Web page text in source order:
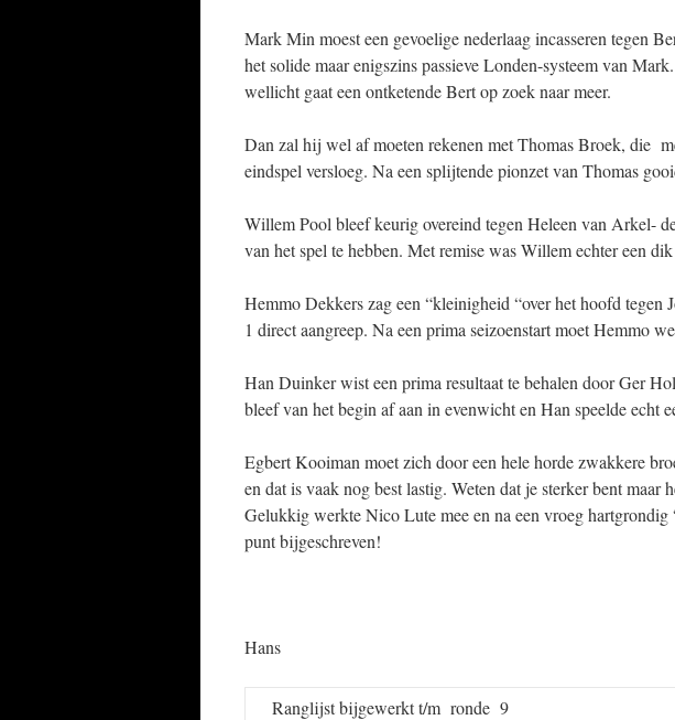
Mark Min moest een gevoelige nederlaag incasseren tegen
het solide maar enigszins passieve Londen-systeem van
wellicht gaat een ontketende Bert op zoek naar meer.
Dan zal hij wel af moeten rekenen met Thomas Broek, die
eindspel versloeg. Na een splijtende pionzet van Thomas
Willem Pool bleef keurig overeind tegen Heleen van Arkel-
van het spel te hebben. Met remise was Willem echter een
Hemmo Dekkers zag een “kleinigheid “over het hoofd tegen
1 direct aangreep. Na een prima seizoenstart moet Hemmo
Han Duinker wist een prima resultaat te behalen door Ger
bleef van het begin af aan in evenwicht en Han speelde echt
Egbert Kooiman moet zich door een hele horde zwakkere
en dat is vaak nog best lastig. Weten dat je sterker bent
Gelukkig werkte Nico Lute mee en na een vroeg hartgrondig
punt bijgeschreven!
Hans
Ranglijst bijgewerkt t/m ronde 9